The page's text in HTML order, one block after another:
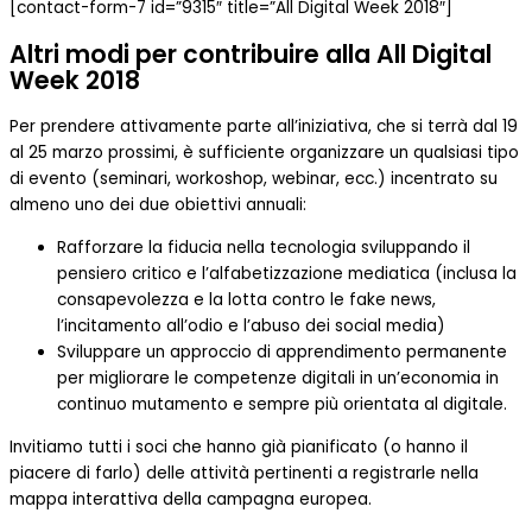
[contact-form-7 id=”9315″ title=”All Digital Week 2018″]
Altri modi per contribuire alla All Digital
Week 2018
Per prendere attivamente parte all’iniziativa, che si terrà dal 19
al 25 marzo prossimi, è sufficiente organizzare un qualsiasi tipo
di evento (seminari, workoshop, webinar, ecc.) incentrato su
almeno uno dei due obiettivi annuali:
Rafforzare la fiducia nella tecnologia sviluppando il
pensiero critico e l’alfabetizzazione mediatica (inclusa la
consapevolezza e la lotta contro le fake news,
l’incitamento all’odio e l’abuso dei social media)
Sviluppare un approccio di apprendimento permanente
per migliorare le competenze digitali in un’economia in
continuo mutamento e sempre più orientata al digitale.
Invitiamo tutti i soci che hanno già pianificato (o hanno il
piacere di farlo) delle attività pertinenti a registrarle nella
mappa interattiva della campagna europea.